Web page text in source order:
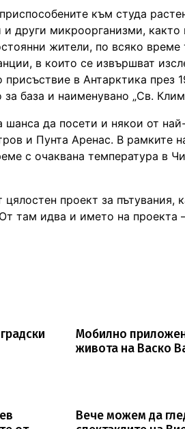
към студа
други микроорганизми,
жители, по всяко време
в които се извършват
в Антарктика през
база и наименувано „Св.
да посети и някои от
и Пунта Аренас. В рамките
с очаквана температура в
проект за пътувания,
там идва и името на проекта
Мобилно
живота на Васко
Вече можем да